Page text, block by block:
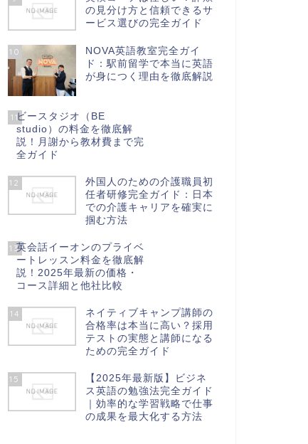
の見分け方と信頼できるサ
ービス選びの完全ガイド
10
NOVA英語教室完全ガイ
ド：駅前留学で本当に英語
が身につく理由を徹底解説
11ビースタジオ（BE
studio）の料金を徹底解
説！月謝から教材費まで完
全ガイド
12
外国人のための介護職員初
任者研修完全ガイド：日本
での介護キャリアを確実に
掴む方法
13英会話イーオンのプライベ
ートレッスン料金を徹底解
説！2025年最新の価格・
コース詳細と他社比較
14
ネイティブキャンプ講師の
合格率は本当に高い？採用
テストの実態と講師になる
ための完全ガイド
15
【2025年最新版】ビジネ
ス英語の勉強法完全ガイド
｜効率的な学習戦略で仕事
の成果を最大化する方法